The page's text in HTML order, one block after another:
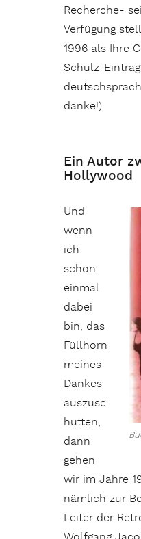
Recherche-
Verfügung
1996 als Ihre
Schulz-
danke!)
Ein Autor
Hollywood
Und
wenn
ich
schon
einmal
dabei
bin, das
Füllhorn
meines
Dankes
auszusc
hütten,
dann
gehen
wir im Jahre
nämlich zur
Leiter der